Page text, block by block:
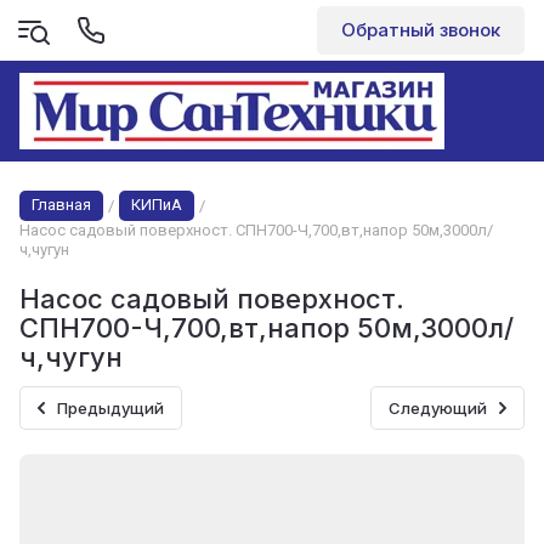
Обратный звонок
Главная / КИПиА
/
Насос садовый поверхност. СПН700-Ч,700,вт,напор 50м,3000л/
ч,чугун
Насос садовый поверхност.
СПН700-Ч,700,вт,напор 50м,3000л/
ч,чугун
Предыдущий Следующий